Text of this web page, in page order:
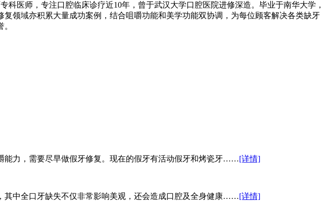
医师，专注口腔临床诊疗近10年，曾于武汉大学口腔医院进修深造。毕业于南华大学，
领域亦积累大量成功案例，结合咀嚼功能和美学功能双协调，为每位顾客解决各类缺牙
能力，需要尽早做假牙修复。现在的假牙有活动假牙和烤瓷牙……[详情]
其中全口牙缺失不仅非常影响美观，还会造成口腔及全身健康……[详情]